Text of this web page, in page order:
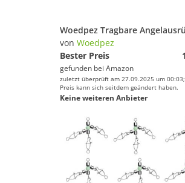
von Woedpez
Bester Preis
gefunden bei Amazon
zuletzt überprüft am 27.09.2025 um
Preis kann sich seitdem geändert haben.
Keine weiteren Anbieter